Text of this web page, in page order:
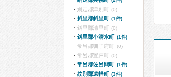
網走郡津別町 (0)
斜里郡斜里町 (1件)
斜里郡清里町 (0)
斜里郡小清水町 (1件)
常呂郡訓子府町 (0)
常呂郡置戸町 (0)
常呂郡佐呂間町 (1件)
紋別郡遠軽町 (3件)